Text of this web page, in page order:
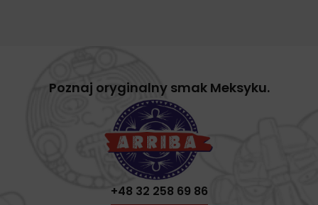
Poznaj oryginalny smak Meksyku.
+48 32 258 69 86